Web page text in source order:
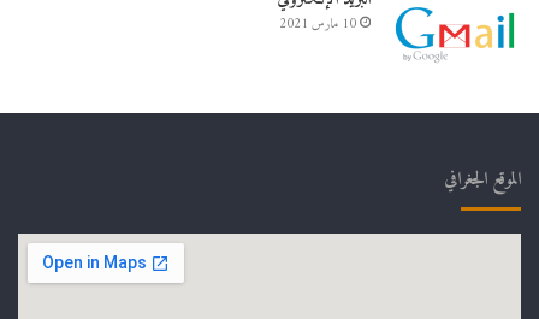
10 مارس 2021
الموقع الجغرافي